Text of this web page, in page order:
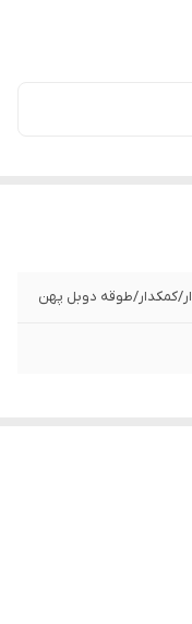
كمكدار/طوقه دوبل پهن